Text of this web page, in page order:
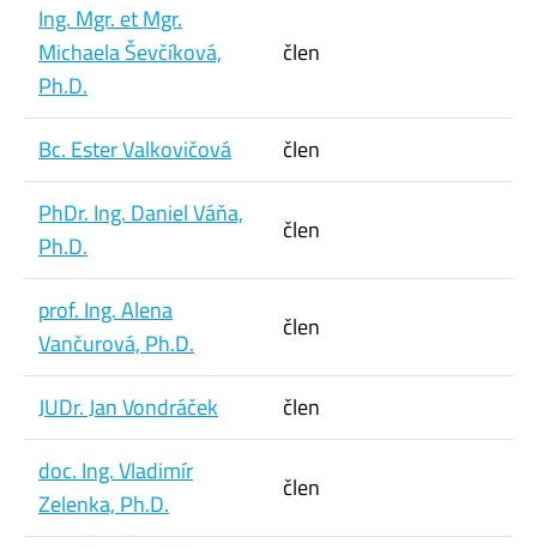
Ing. Mgr. et Mgr.
Michaela Ševčíková,
Ph.D.
člen
Bc. Ester Valkovičová
člen
PhDr. Ing. Daniel Váňa,
Ph.D.
člen
prof. Ing. Alena
Vančurová, Ph.D.
člen
JUDr. Jan Vondráček
člen
doc. Ing. Vladimír
Zelenka, Ph.D.
člen